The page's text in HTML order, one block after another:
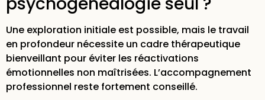
Une exploration initiale est possible, mais le travail
en profondeur nécessite un cadre thérapeutique
bienveillant pour éviter les réactivations
émotionnelles non maîtrisées. L’accompagnement
professionnel reste fortement conseillé.